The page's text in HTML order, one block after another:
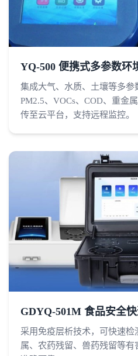
YQ-500 便携式多参数环
集成大气、水质、土壤等多参
PM2.5、VOCs、COD、重金
传至云平台，支持远程监控。
GDYQ-501M 食品安全
采用免疫层析技术，可快速
属、农药残留、兽药残留等